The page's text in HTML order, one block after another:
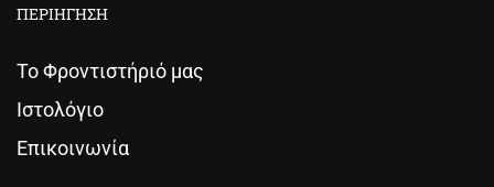
ΠΕΡΙΗΓΗΣΗ
Το Φροντιστήριό μας
Ιστολόγιο
Επικοινωνία